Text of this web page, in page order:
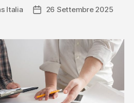
Italia
Data26 Settembre 2025